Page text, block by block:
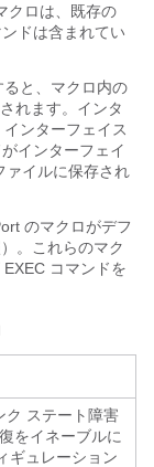
クロは、既存の
ドは含まれてい
と、マクロ内の
れます。インタ
ンターフェイス
インターフェイ
ァイルに保存され
のマクロがデフ
。これらのマク
EXEC コマンドを
ク ステート障害
をイネーブルに
ギュレーション